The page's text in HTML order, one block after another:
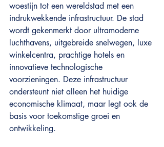
woestijn tot een wereldstad met een
indrukwekkende infrastructuur. De stad
wordt gekenmerkt door ultramoderne
luchthavens, uitgebreide snelwegen, luxe
winkelcentra, prachtige hotels en
innovatieve technologische
voorzieningen. Deze infrastructuur
ondersteunt niet alleen het huidige
economische klimaat, maar legt ook de
basis voor toekomstige groei en
ontwikkeling.